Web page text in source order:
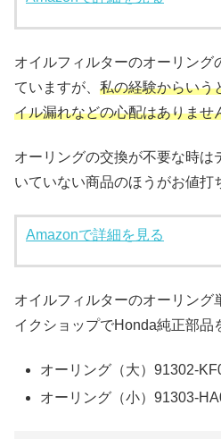
オイルフィルターのオーリング
ていますが、 私の経験からいう
イル漏れなどの心配はありませ
オーリングの交換が不要な時は
いていない商品のほうがお値打
Amazonで詳細を見る
オイルフィルターのオーリング
イクショップでHonda純正部品
オーリング（大）91302-
オーリング（小）91303-